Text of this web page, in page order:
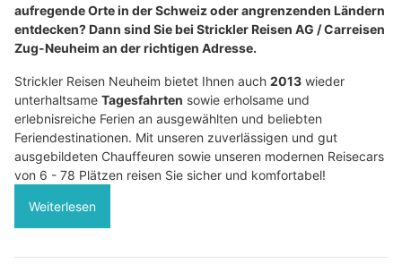
aufregende Orte in der Schweiz oder angrenzenden Ländern
entdecken? Dann sind Sie bei Strickler Reisen AG / Carreisen
Zug-Neuheim an der richtigen Adresse.
Strickler Reisen Neuheim bietet Ihnen auch 2013 wieder
unterhaltsame Tagesfahrten sowie erholsame und
erlebnisreiche Ferien an ausgewählten und beliebten
Feriendestinationen. Mit unseren zuverlässigen und gut
ausgebildeten Chauffeuren sowie unseren modernen Reisecars
von 6 - 78 Plätzen reisen Sie sicher und komfortabel!
Weiterlesen